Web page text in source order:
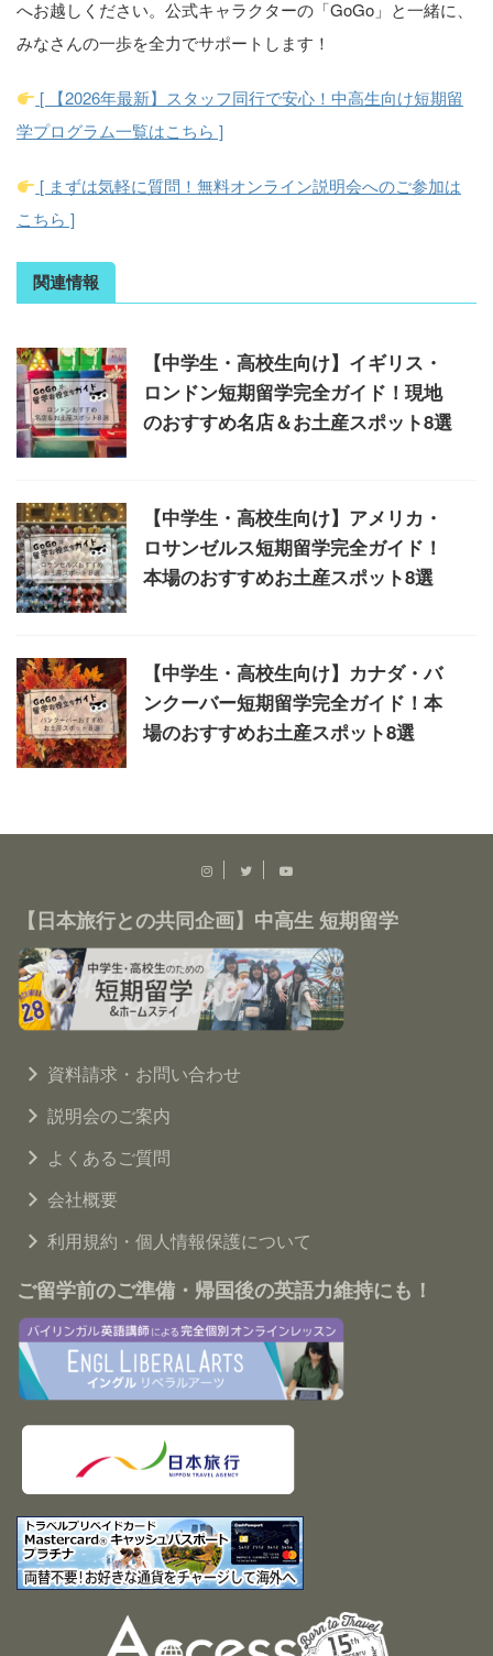
へお越しください。公式キャラクターの「GoGo」と一緒に、
みなさんの一歩を全力でサポートします！
[ 【2026年最新】スタッフ同行で安心！中高生向け短期留
学プログラム一覧はこちら ]
[ まずは気軽に質問！無料オンライン説明会へのご参加は
こちら ]
関連情報
【中学生・高校生向け】イギリス・
ロンドン短期留学完全ガイド！現地
のおすすめ名店＆お土産スポット8選
【中学生・高校生向け】アメリカ・
ロサンゼルス短期留学完全ガイド！
本場のおすすめお土産スポット8選
【中学生・高校生向け】カナダ・バ
ンクーバー短期留学完全ガイド！本
場のおすすめお土産スポット8選
【日本旅行との共同企画】中高生 短期留学
資料請求・お問い合わせ
説明会のご案内
よくあるご質問
会社概要
利用規約・個人情報保護について
ご留学前のご準備・帰国後の英語力維持にも！